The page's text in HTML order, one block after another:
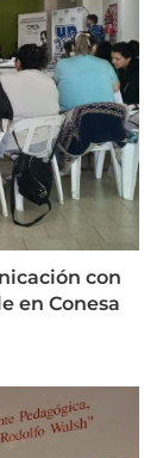
con
en Conesa